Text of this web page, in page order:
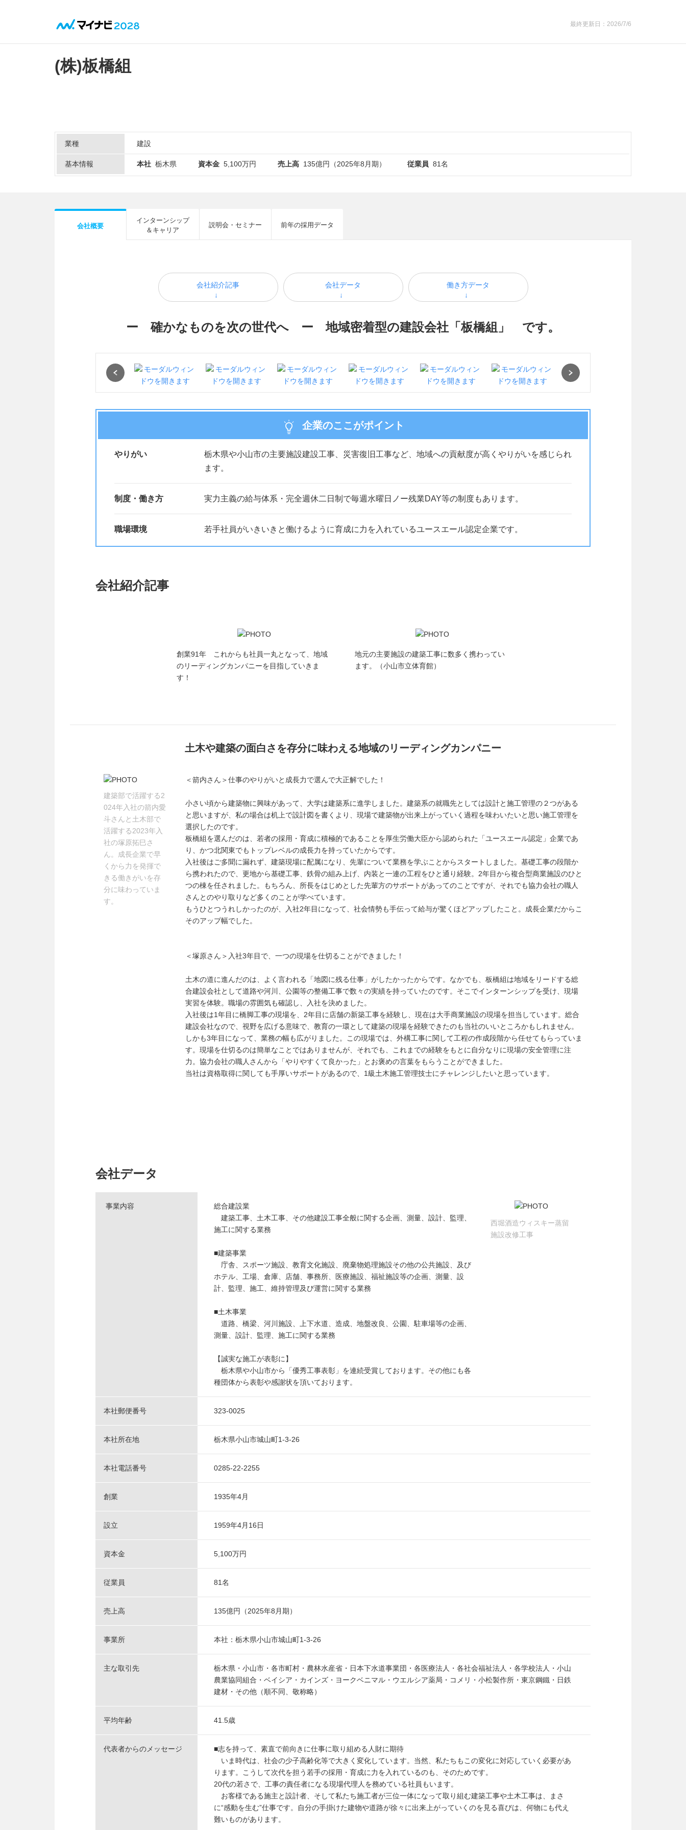
最終更新日：2026/7/6
(株)板橋組
業種 建設
基本情報 本社 栃木県 資本金 5,100万円 売上高 135億円（2025年8月期） 従業員 81名
会社概要
インターンシップ
＆キャリア
説明会・セミナー 前年の採用データ
会社紹介記事 会社データ 働き方データ
ー 確かなものを次の世代へ ー 地域密着型の建設会社「板橋組」 です。
企業のここがポイント
やりがい
栃木県や小山市の主要施設建設工事、災害復旧工事など、地域への貢献度が高くやりがいを感じられ
ます。
制度・働き方 実力主義の給与体系・完全週休二日制で毎週水曜日ノー残業DAY等の制度もあります。
職場環境 若手社員がいきいきと働けるように育成に力を入れているユースエール認定企業です。
会社紹介記事
創業91年 これからも社員一丸となって、地域
のリーディングカンパニーを目指していきま
す！
地元の主要施設の建築工事に数多く携わってい
ます。（小山市立体育館）
土木や建築の面白さを存分に味わえる地域のリーディングカンパニー
建築部で活躍する2
024年入社の箭内愛
斗さんと土木部で
活躍する2023年入
社の塚原拓巳さ
ん。成長企業で早
くから力を発揮で
きる働きがいを存
分に味わっていま
す。
＜箭内さん＞仕事のやりがいと成長力で選んで大正解でした！
小さい頃から建築物に興味があって、大学は建築系に進学しました。建築系の就職先としては設計と施工管理の２つがある
と思いますが、私の場合は机上で設計図を書くより、現場で建築物が出来上がっていく過程を味わいたいと思い施工管理を
選択したのです。
板橋組を選んだのは、若者の採用・育成に積極的であることを厚生労働大臣から認められた「ユースエール認定」企業であ
り、かつ北関東でもトップレベルの成長力を持っていたからです。
入社後はご多聞に漏れず、建築現場に配属になり、先輩について業務を学ぶことからスタートしました。基礎工事の段階か
ら携われたので、更地から基礎工事、鉄骨の組み上げ、内装と一連の工程をひと通り経験。2年目から複合型商業施設のひと
つの棟を任されました。もちろん、所長をはじめとした先輩方のサポートがあってのことですが、それでも協力会社の職人
さんとのやり取りなど多くのことが学べています。
もうひとつうれしかったのが、入社2年目になって、社会情勢も手伝って給与が驚くほどアップしたこと。成長企業だからこ
そのアップ幅でした。
＜塚原さん＞入社3年目で、一つの現場を仕切ることができました！
土木の道に進んだのは、よく言われる「地図に残る仕事」がしたかったからです。なかでも、板橋組は地域をリードする総
合建設会社として道路や河川、公園等の整備工事で数々の実績を持っていたのです。そこでインターンシップを受け、現場
実習を体験。職場の雰囲気も確認し、入社を決めました。
入社後は1年目に橋脚工事の現場を、2年目に店舗の新築工事を経験し、現在は大手商業施設の現場を担当しています。総合
建設会社なので、視野を広げる意味で、教育の一環として建築の現場を経験できたのも当社のいいところかもしれません。
しかも3年目になって、業務の幅も広がりました。この現場では、外構工事に関して工程の作成段階から任せてもらっていま
す。現場を仕切るのは簡単なことではありませんが、それでも、これまでの経験をもとに自分なりに現場の安全管理に注
力。協力会社の職人さんから「やりやすくて良かった」とお褒めの言葉をもらうことができました。
当社は資格取得に関しても手厚いサポートがあるので、1級土木施工管理技士にチャレンジしたいと思っています。
会社データ
事業内容
総合建設業
建築工事、土木工事、その他建設工事全般に関する企画、測量、設計、監理、
施工に関する業務
■建築事業
庁舎、スポーツ施設、教育文化施設、廃棄物処理施設その他の公共施設、及び
ホテル、工場、倉庫、店舗、事務所、医療施設、福祉施設等の企画、測量、設
計、監理、施工、維持管理及び運営に関する業務
■土木事業
道路、橋梁、河川施設、上下水道、造成、地盤改良、公園、駐車場等の企画、
測量、設計、監理、施工に関する業務
【誠実な施工が表彰に】
栃木県や小山市から「優秀工事表彰」を連続受賞しております。その他にも各
種団体から表彰や感謝状を頂いております。
西堀酒造ウィスキー蒸留
施設改修工事
本社郵便番号 323-0025
本社所在地 栃木県小山市城山町1-3-26
本社電話番号 0285-22-2255
創業 1935年4月
設立 1959年4月16日
資本金 5,100万円
従業員 81名
売上高 135億円（2025年8月期）
事業所 本社：栃木県小山市城山町1-3-26
主な取引先
栃木県・小山市・各市町村・農林水産省・日本下水道事業団・各医療法人・各社会福祉法人・各学校法人・小山
農業協同組合・ベイシア・カインズ・ヨークベニマル・ウエルシア薬局・コメリ・小松製作所・東京鋼鐵・日鉄
建材・その他（順不同、敬称略）
平均年齢 41.5歳
代表者からのメッセージ
■志を持って、素直で前向きに仕事に取り組める人財に期待
いま時代は、社会の少子高齢化等で大きく変化しています。当然、私たちもこの変化に対応していく必要があ
ります。こうして次代を担う若手の採用・育成に力を入れているのも、そのためです。
20代の若さで、工事の責任者になる現場代理人を務めている社員もいます。
お客様である施主と設計者、そして私たち施工者が三位一体になって取り組む建築工事や土木工事は、まさ
に“感動を生む”仕事です。自分の手掛けた建物や道路が徐々に出来上がっていくのを見る喜びは、何物にも代え
難いものがあります。